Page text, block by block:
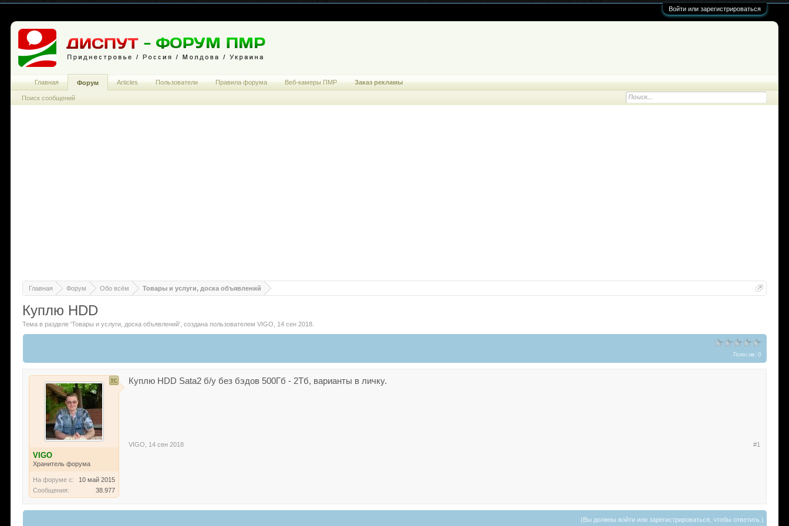
Войти или зарегистрироваться
Главная Форум Обо всём Товары и услуги, доска объявлений
Куплю HDD
Тема в разделе 'Товары и услуги, доска объявлений' , создана пользователемVIGO 14 сен 2018
Голосов: 0
VIGO
Хранитель форума
На форуме с:
10 май 2015
Сообщения:
38.977
Куплю HDD Sata2 б/у без бэдов 500Гб - 2Тб, варианты в личку.
VIGO 14 сен 2018 #1
(Вы должны войти или зарегистрироваться, чтобы ответить.)
Главная Форум
Поиск сообщений
Articles Пользователи Правила форума Веб-камеры ПМР Заказ рекламы